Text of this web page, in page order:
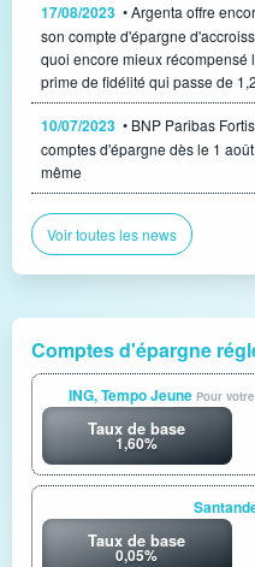
17/08/2023 • Argenta offre
son compte d'épargne
quoi encore mieux récompensé
prime de fidélité qui passe de
10/07/2023 • BNP Paribas
comptes d'épargne dès le 1
même
Voir toutes les news
Comptes d'épargne
ING, Tempo Jeune Pour
Taux de base
1,60%
Taux de base
0,05%